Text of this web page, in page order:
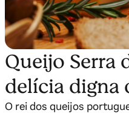
Queijo Serra
delícia digna
O rei dos queijos